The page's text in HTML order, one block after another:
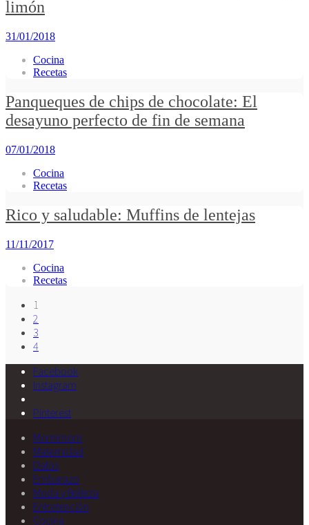
limón
31/01/2018
Cocina
Recetas
Panqueques de chips de chocolate: El
desayuno perfecto de fin de semana
07/01/2018
Cocina
Recetas
Rico y saludable: Muffins de lentejas
11/11/2017
Cocina
Recetas
1
2
3
4
Facebook
Instagram
Pinterest
Momimom
Maternidad
Datos
Embarazo
Moda y Belleza
Entretención
Cocina